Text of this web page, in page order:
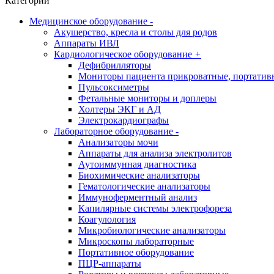
Медицинское оборудование -
Акушерство, кресла и столы для родов
Аппараты ИВЛ
Кардиологическое оборудование +
Дефибрилляторы
Мониторы пациента прикроватные,
Пульсоксиметры
Фетальные мониторы и доплеры
Холтеры ЭКГ и АД
Электрокардиографы
Лабораторное оборудование -
Анализаторы мочи
Аппараты для анализа электролитов
Аутоиммунная диагностика
Биохимические анализаторы
Гематологические анализаторы
Иммуноферментный анализ
Капилярные системы электрофореза
Коагулология
Микробиологические анализаторы
Микроскопы лабораторные
Портативное оборудование
ПЦР-аппараты